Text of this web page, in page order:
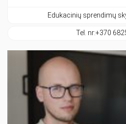
Edukacinių sprendimų
Tel. nr:+370